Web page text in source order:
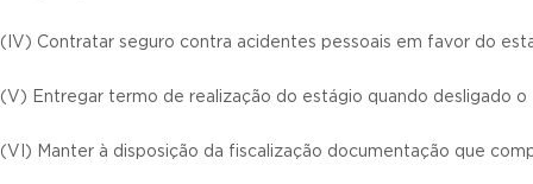
(IV) Contratar seguro contra acidentes pessoais em favor do
(V) Entregar termo de realização do estágio quando desligado o
(VI) Manter à disposição da fiscalização documentação que